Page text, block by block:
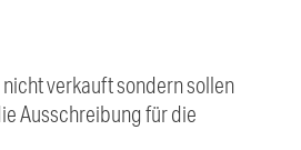
verkauft sondern sollen
Ausschreibung für die